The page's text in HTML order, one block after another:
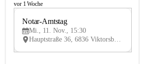
V
vor 1 Woche
V
Notar-Amtstag
Mi., 11. Nov., 15:30
Hauptstraße 36, 6836 Viktorsberg, AUT